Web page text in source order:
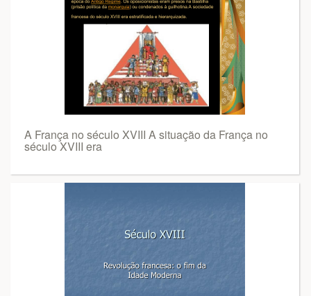
A França no século XVIII A situação da França no
século XVIII era